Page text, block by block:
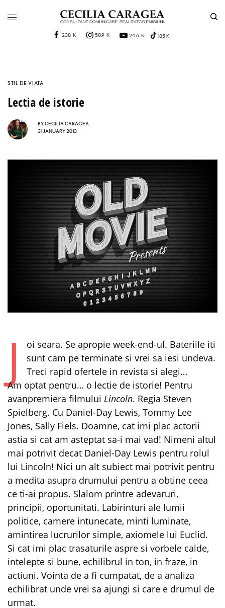
238 K 58.9 K 24.6 K 185 K
STIL DE VIATA
Lectia de istorie
BYCECILIA CARAGEA
31 JANUARY 2013
J
oi seara. Se apropie week-end-ul. Bateriile iti
sunt cam pe terminate si vrei sa iesi undeva.
Treci rapid ofertele in revista si alegi…
Am optat pentru… o lectie de istorie! Pentru
avanpremiera filmului Lincoln. Regia Steven
Spielberg. Cu Daniel-Day Lewis, Tommy Lee
Jones, Sally Fiels. Doamne, cat imi plac actorii
astia si cat am asteptat sa-i mai vad! Nimeni altul
mai potrivit decat Daniel-Day Lewis pentru rolul
lui Lincoln! Nici un alt subiect mai potrivit pentru
a medita asupra drumului pentru a obtine ceea
ce ti-ai propus. Slalom printre adevaruri,
principii, oportunitati. Labirinturi ale lumii
politice, camere intunecate, minti luminate,
amintirea lucrurilor simple, axiomele lui Euclid.
Si cat imi plac trasaturile aspre si vorbele calde,
intelepte si bune, echilibrul in ton, in fraze, in
actiuni. Vointa de a fi cumpatat, de a analiza
echilibrat unde vrei sa ajungi si care e drumul de
urmat.